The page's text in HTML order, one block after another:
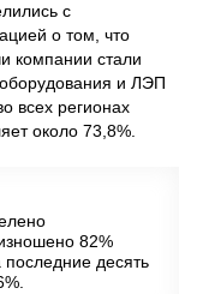
с
о том, что
компании стали
и ЛЭП
всех регионах
около 73,8%.
82%
десять